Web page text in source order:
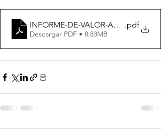
INFORME-DE-VALOR-AUSTERIDAD-
.pdf
Descargar PDF • 8.83MB